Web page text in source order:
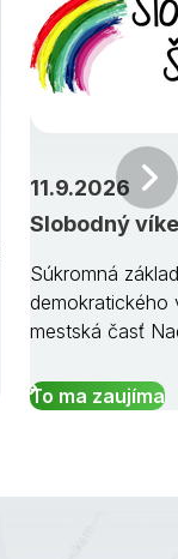
Slobodný
11.9.2026
Súkromná
demokratického
mestská časť
To ma zaujíma